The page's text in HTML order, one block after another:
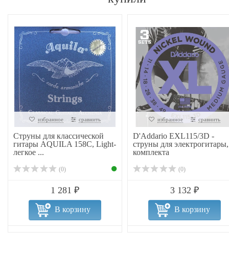
избранное сравнить
Струны для классической
гитары AQUILA 158C, Light-
легкое ...
(0)
1 281 ₽
В корзину
избранное сравнить
D'Addario EXL115/3D -
струны для
комплекта
(0)
3 132 ₽
В корзину